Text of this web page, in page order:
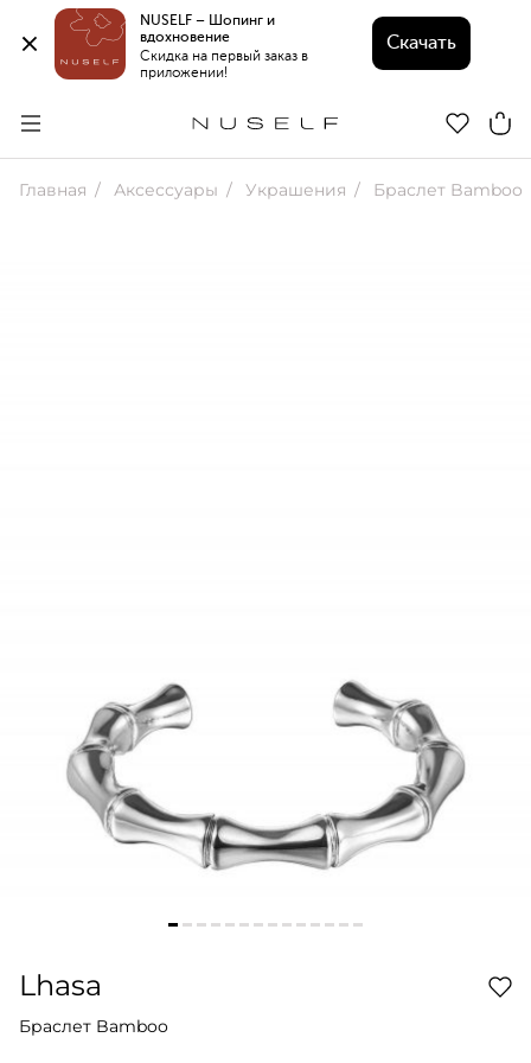
NUSELF – Шопинг и
вдохновение
Скидка на первый заказ в
приложении!
Скачать
Главная Аксессуары Украшения Браслет Bamboo
Lhasa
Браслет Bamboo